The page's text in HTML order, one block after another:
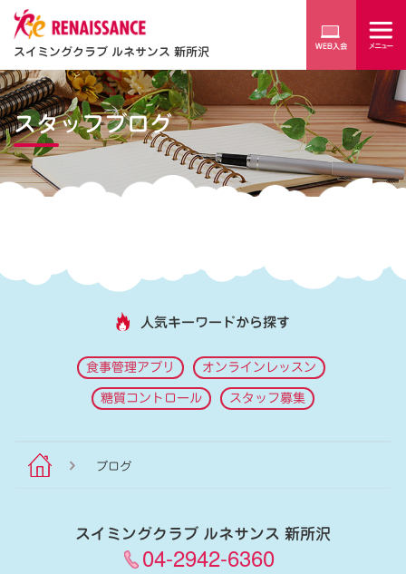
スイミングクラブ ルネサンス 新所沢
スタッフブログ
人気キーワードから探す
食事管理アプリ オンラインレッスン
糖質コントロール スタッフ募集
ブログ
スイミングクラブ ルネサンス 新所沢
04-2942-6360